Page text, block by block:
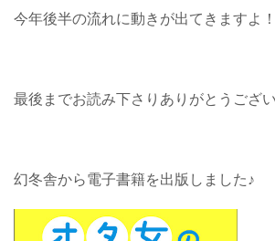
今年後半の流れに動きが出てきますよ！
最後までお読み下さりありがとうござ
幻冬舎から電子書籍を出版しました♪